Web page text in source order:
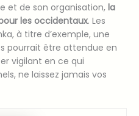
et de son organisation, la
les occidentaux. Les
à titre d’exemple, une
pourrait être attendue en
vigilant en ce qui
ne laissez jamais vos